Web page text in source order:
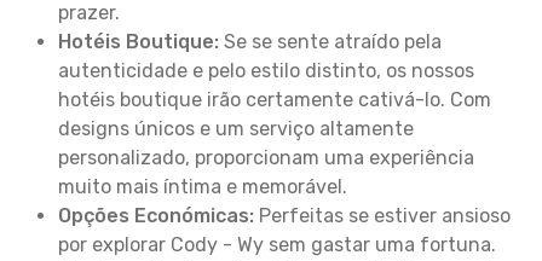
prazer.
Hotéis Boutique: Se se sente atraído pela
autenticidade e pelo estilo distinto, os nossos
hotéis boutique irão certamente cativá-lo. Com
designs únicos e um serviço altamente
personalizado, proporcionam uma experiência
muito mais íntima e memorável.
Opções Económicas: Perfeitas se estiver ansioso
por explorar Cody - Wy sem gastar uma fortuna.